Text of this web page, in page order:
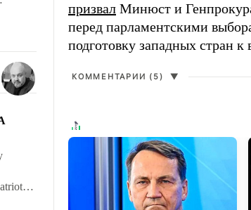
по
призвал Минюст и
перед парламентскими
подготовку западных стран
КОММЕНТАРИИ (5) ▼